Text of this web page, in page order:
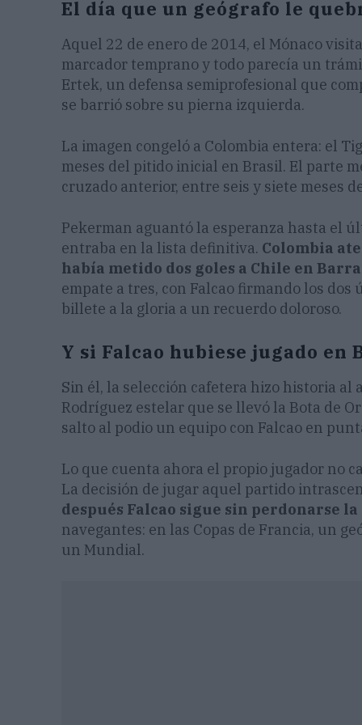
El día que un geógrafo le
Aquel 22 de enero de 2014, el Mónaco
marcador temprano y todo parecía un
Ertek, un defensa semiprofesional que
se barrió sobre su pierna izquierda.
La imagen congeló a Colombia entera: el
meses del pitido inicial en Brasil. El parte
cruzado anterior, entre seis y siete meses
Pekerman aguantó la esperanza hasta el
entraba en la lista definitiva. Colombia
había metido dos goles a Chile en
empate a tres, con Falcao firmando los
billete a la gloria a un recuerdo doloroso.
Y si Falcao hubiese jugado en
Sin él, la selección cafetera hizo historia al
Rodríguez estelar que se llevó la Bota de
salto al podio un equipo con Falcao en
Lo que cuenta ahora el propio jugador no
La decisión de jugar aquel partido
después Falcao sigue sin perdonarse
navegantes: en las Copas de Francia, un
un Mundial.